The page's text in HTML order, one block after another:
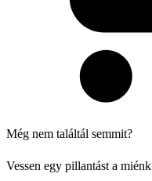
Még nem találtál semmit?
Vessen egy pillantást a miénk